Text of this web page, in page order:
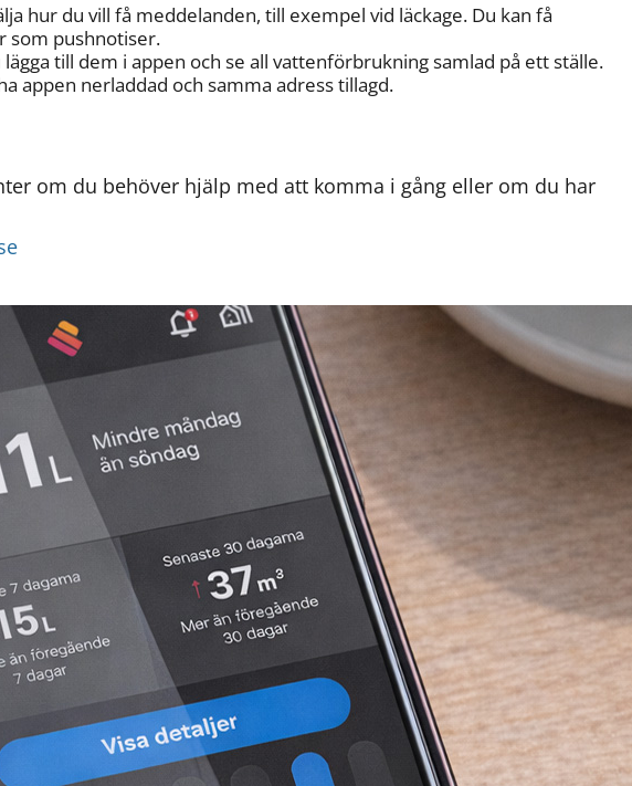
hur du vill få meddelanden, till exempel vid läckage. Du kan få
som pushnotiser.
till dem i appen och se all vattenförbrukning samlad på ett ställe.
appen nerladdad och samma adress tillagd.
om du behöver hjälp med att komma i gång eller om du har